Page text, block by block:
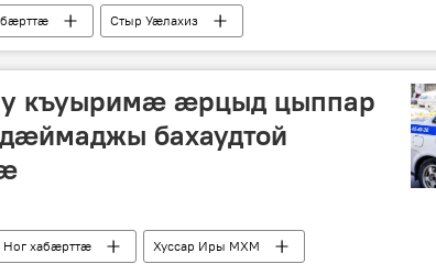
Стыр Уӕлахиз
къуыримæ æрцыд цыппар
бахаудтой
Ног хабӕрттӕ Хуссар Иры МХМ